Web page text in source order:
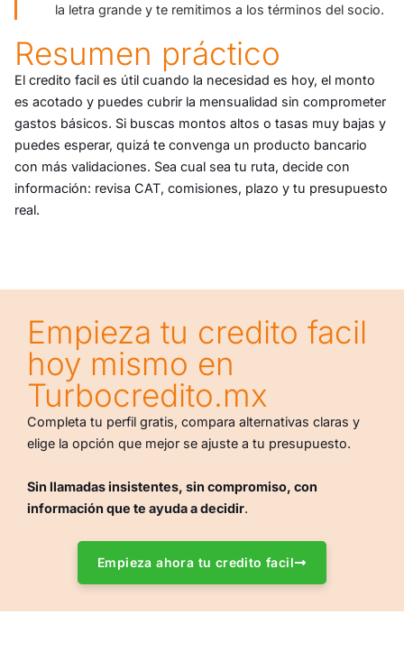
la letra grande y te remitimos a los términos del socio.
Resumen práctico
El credito facil es útil cuando la necesidad es hoy, el monto
es acotado y puedes cubrir la mensualidad sin comprometer
gastos básicos. Si buscas montos altos o tasas muy bajas y
puedes esperar, quizá te convenga un producto bancario
con más validaciones. Sea cual sea tu ruta, decide con
información: revisa CAT, comisiones, plazo y tu presupuesto
real.
Empieza tu credito facil
hoy mismo en
Turbocredito.mx
Completa tu perfil gratis, compara alternativas claras y
elige la opción que mejor se ajuste a tu presupuesto.
Sin llamadas insistentes, sin compromiso, con
información que te ayuda a decidir.
Empieza ahora tu credito facil